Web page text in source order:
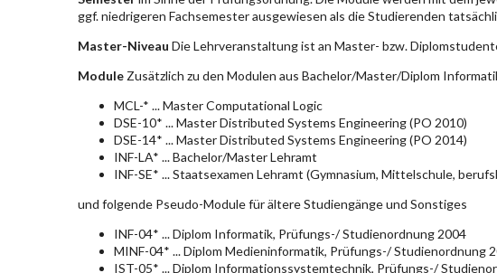
ggf. niedrigeren Fachsemester ausgewiesen als die Studierenden
Master-Niveau Die Lehrveranstaltung ist an Master- bzw.
ModuleZusätzlich zu den Modulen aus Bachelor/Master/Diplom
MCL-* ... Master Computational Logic
DSE-10* ... Master Distributed Systems Engineering (PO 2010)
DSE-14* ... Master Distributed Systems Engineering (PO 2014)
INF-LA* ... Bachelor/Master Lehramt
INF-SE* ... Staatsexamen Lehramt (Gymnasium, Mittelschule,
und folgende Pseudo-Module für ältere Studiengänge und Sonstiges
INF-04* ... Diplom Informatik, Prüfungs-/ Studienordnung 2004
MINF-04* ... Diplom Medieninformatik, Prüfungs-/ Studienordnung
IST-05* ... Diplom Informationssystemtechnik, Prüfungs-/